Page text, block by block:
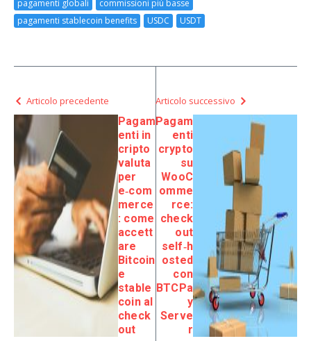
pagamenti globali
commissioni più basse
pagamenti stablecoin benefits
USDC USDT
Articolo precedente
Pagam
enti in
cripto
valuta
per
e‑com
merce
: come
accett
are
Bitcoin
e
stable
coin al
check
out
Articolo successivo
Pagam
enti
crypto
su
WooC
omme
rce:
check
out
self‑h
osted
con
BTCPa
y
Serve
r